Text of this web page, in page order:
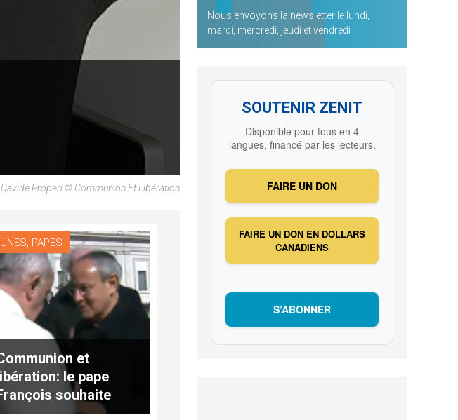
Davide Properi © Communion Et Libération
, PAPES
et
le pape
souhaite
dialogue en
Nous envoyons la newsletter le lundi,
mardi, mercredi, jeudi et vendredi
SOUTENIR ZENIT
Disponible pour tous en 4
langues, financé par les lecteurs.
FAIRE UN DON
FAIRE UN DON EN DOLLARS
CANADIENS
S’ABONNER